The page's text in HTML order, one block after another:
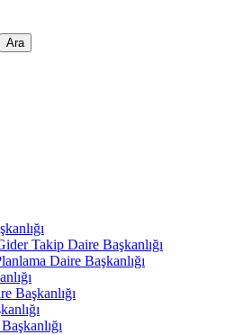
Ara
Takip Daire Başkanlığı
Daire Başkanlığı
Başkanlığı